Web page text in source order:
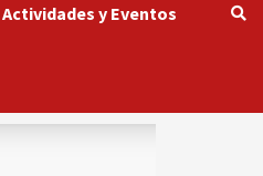
Actividades y Eventos